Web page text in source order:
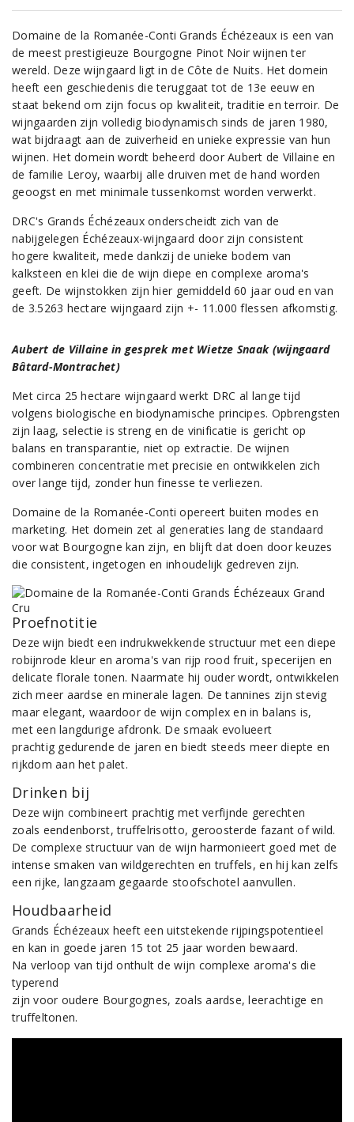
Domaine de la Romanée-Conti Grands Échézeaux is een van
de meest prestigieuze Bourgogne Pinot Noir wijnen ter
wereld. Deze wijngaard ligt in de Côte de Nuits. Het domein
heeft een geschiedenis die teruggaat tot de 13e eeuw en
staat bekend om zijn focus op kwaliteit, traditie en terroir. De
wijngaarden zijn volledig biodynamisch sinds de jaren 1980,
wat bijdraagt aan de zuiverheid en unieke expressie van hun
wijnen. Het domein wordt beheerd door Aubert de Villaine en
de familie Leroy, waarbij alle druiven met de hand worden
geoogst en met minimale tussenkomst worden verwerkt.
DRC's Grands Échézeaux onderscheidt zich van de
nabijgelegen Échézeaux-wijngaard door zijn consistent
hogere kwaliteit, mede dankzij de unieke bodem van
kalksteen en klei die de wijn diepe en complexe aroma's
geeft. De wijnstokken zijn hier gemiddeld 60 jaar oud en van
de 3.5263 hectare wijngaard zijn +- 11.000 flessen afkomstig.
Aubert de Villaine in gesprek met Wietze Snaak (wijngaard
Bâtard-Montrachet)
Met circa 25 hectare wijngaard werkt DRC al lange tijd
volgens biologische en biodynamische principes. Opbrengsten
zijn laag, selectie is streng en de vinificatie is gericht op
balans en transparantie, niet op extractie. De wijnen
combineren concentratie met precisie en ontwikkelen zich
over lange tijd, zonder hun finesse te verliezen.
Domaine de la Romanée-Conti opereert buiten modes en
marketing. Het domein zet al generaties lang de standaard
voor wat Bourgogne kan zijn, en blijft dat doen door keuzes
die consistent, ingetogen en inhoudelijk gedreven zijn.
Proefnotitie
Deze wijn biedt een indrukwekkende structuur met een diepe
robijnrode kleur en aroma's van rijp rood fruit, specerijen en
delicate florale tonen. Naarmate hij ouder wordt, ontwikkelen
zich meer aardse en minerale lagen. De tannines zijn stevig
maar elegant, waardoor de wijn complex en in balans is,
met een langdurige afdronk. De smaak evolueert
prachtig gedurende de jaren en biedt steeds meer diepte en
rijkdom aan het palet.
Drinken bij
Deze wijn combineert prachtig met verfijnde gerechten
zoals eendenborst, truffelrisotto, geroosterde fazant of wild.
De complexe structuur van de wijn harmonieert goed met de
intense smaken van wildgerechten en truffels, en hij kan zelfs
een rijke, langzaam gegaarde stoofschotel aanvullen.
Houdbaarheid
Grands Échézeaux heeft een uitstekende rijpingspotentieel
en kan in goede jaren 15 tot 25 jaar worden bewaard.
Na verloop van tijd onthult de wijn complexe aroma's die
typerend
zijn voor oudere Bourgognes, zoals aardse, leerachtige en
truffeltonen.